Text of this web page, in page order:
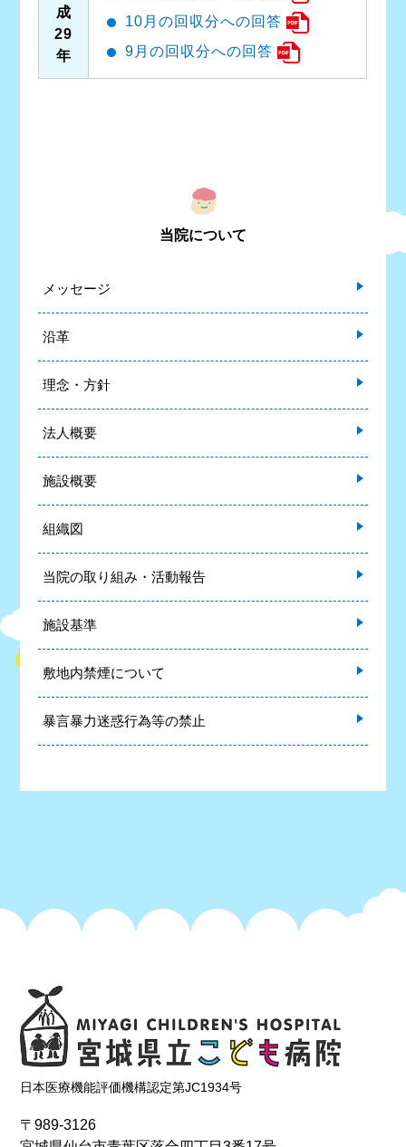
成
29
年
10月の回収分への回答
9月の回収分への回答
当院について
メッセージ
沿革
理念・方針
法人概要
施設概要
組織図
当院の取り組み・活動報告
施設基準
敷地内禁煙について
暴言暴力迷惑行為等の禁止
日本医療機能評価機構認定第JC1934号
〒989-3126